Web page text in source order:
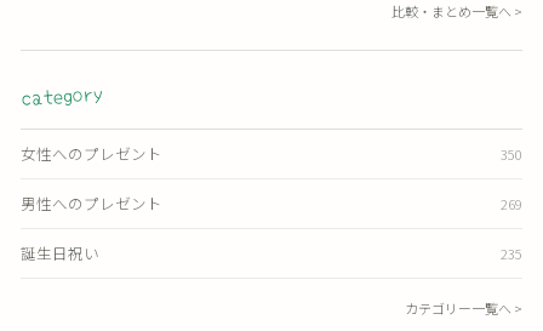
比較・まとめ一覧へ >
category
女性へのプレゼント 350
男性へのプレゼント 269
誕生日祝い 235
カテゴリー一覧へ >